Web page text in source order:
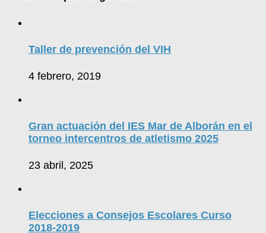
Taller de prevención del VIH
4 febrero, 2019
Gran actuación del IES Mar de Alborán en el
torneo intercentros de atletismo 2025
23 abril, 2025
Elecciones a Consejos Escolares Curso
2018-2019